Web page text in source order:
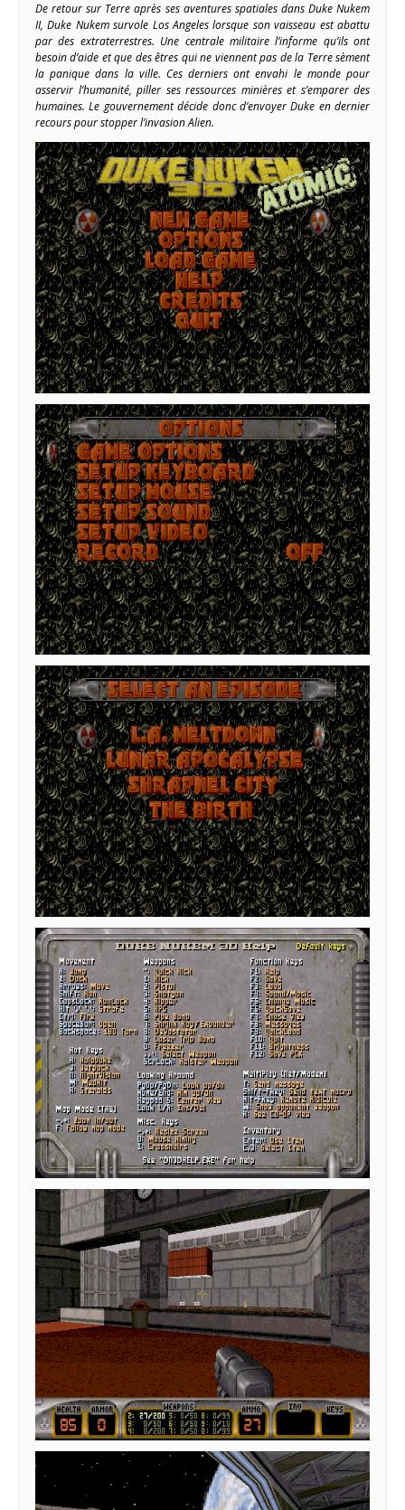
De retour sur Terre après ses aventures spatiales dans Duke Nukem
II, Duke Nukem survole Los Angeles lorsque son vaisseau est abattu
par des extraterrestres. Une centrale militaire l’informe qu’ils ont
besoin d’aide et que des êtres qui ne viennent pas de la Terre sèment
la panique dans la ville. Ces derniers ont envahi le monde pour
asservir l’humanité, piller ses ressources minières et s’emparer des
humaines. Le gouvernement décide donc d’envoyer Duke en dernier
recours pour stopper l’invasion Alien.